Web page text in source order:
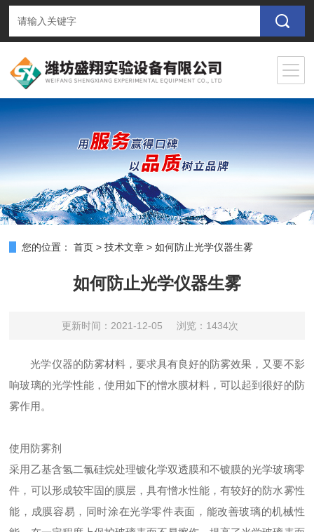
您的位置： 首页 >技术文章 >如何防止光学仪器生雾
如何防止光学仪器生雾
更新时间：2021-12-05 浏览：1434次
光学仪器的防雾材料，要求具有良好的防雾效果，又要不影
响玻璃的光学性能，使用如下的憎水膜材料，可以起到很好的防
雾作用。
使用防雾剂
采用乙基含氢二氯硅烷处理镀化学双透膜和不镀膜的光学玻璃零
件，可以形成较牢固的膜层，具有憎水性能，有较好的防水雾性
能，成膜容易，同时涂在光学零件表面，能改善玻璃的机械性